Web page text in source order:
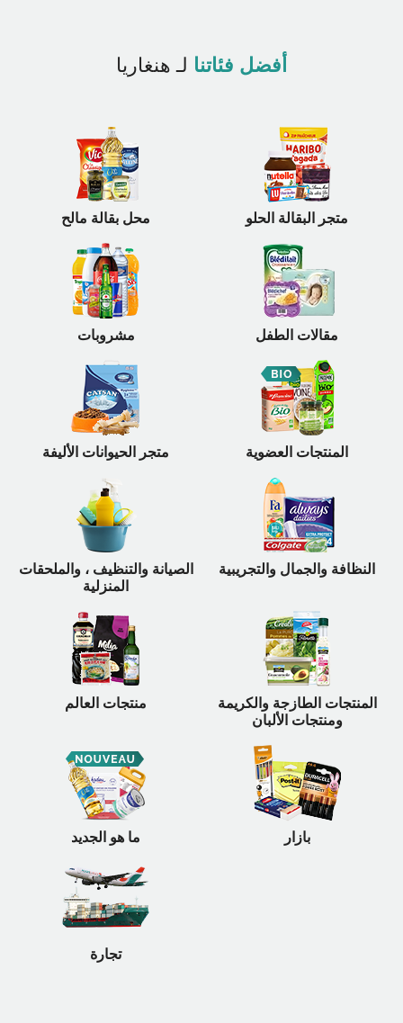
أفضل فئاتنا لـ هنغاريا
محل بقالة مالح متجر البقالة الحلو
مشروبات مقالات الطفل
متجر الحيوانات الأليفة المنتجات العضوية
الصيانة والتنظيف ، والملحقات
المنزلية
النظافة والجمال والتجريبية
منتجات العالم
المنتجات الطازجة والكريمة
ومنتجات الألبان
ما هو الجديد بازار
تجارة